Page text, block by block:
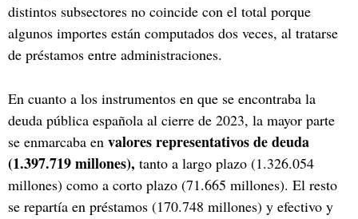
distintos subsectores no coincide con el total porque
algunos importes están computados dos veces, al tratarse
de préstamos entre administraciones.
En cuanto a los instrumentos en que se encontraba la
deuda pública española al cierre de 2023, la mayor parte
se enmarcaba en valores representativos de deuda
(1.397.719 millones), tanto a largo plazo (1.326.054
millones) como a corto plazo (71.665 millones). El resto
se repartía en préstamos (170.748 millones) y efectivo y